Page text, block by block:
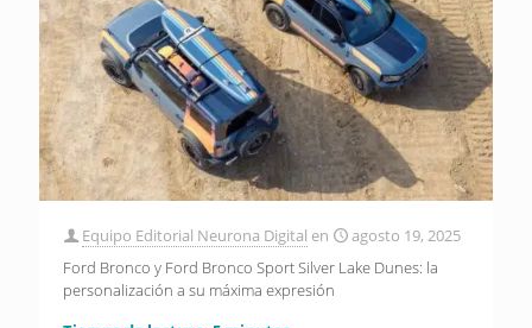
Equipo Editorial Neurona Digital en
agosto 19, 2025
Ford Bronco y Ford Bronco Sport Silver Lake Dunes: la
personalización a su máxima expresión